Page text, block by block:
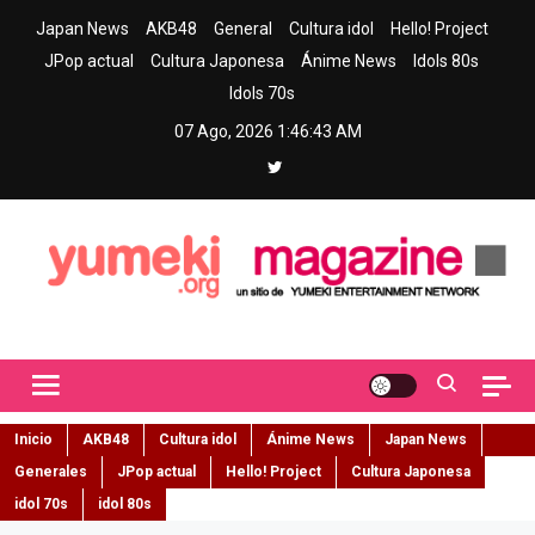
Japan News AKB48 General Cultura idol
Hello! Project
JPop actual
Cultura Japonesa Ánime News
Idols 80s
Idols 70s
07 Ago, 2026 1:46:44 AM
Inicio AKB48 Cultura idol Ánime News
Japan News
Generales
JPop actual Hello! Project
Cultura Japonesa
idol 70s
idol 80s